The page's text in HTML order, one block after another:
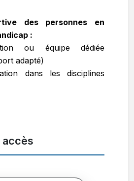
des personnes en
:
ou équipe dédiée
adapté)
dans les disciplines
accès